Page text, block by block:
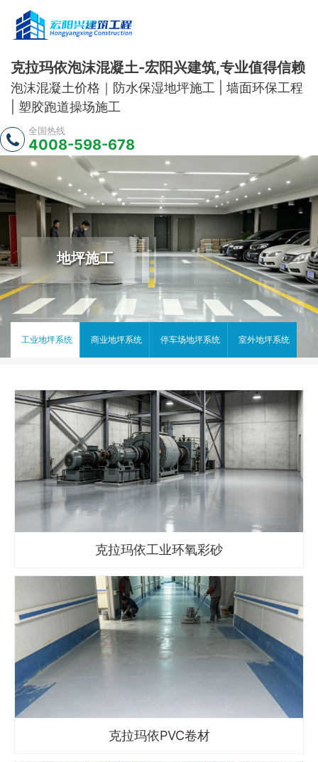
克拉玛依泡沫混凝土-宏阳兴建筑,专业值得信赖
泡沫混凝土价格｜防水保湿地坪施工 | 墙面环保工程
| 塑胶跑道操场施工
全国热线
4008-598-678
地坪施工
工业地坪系统 商业地坪系统 停车场地坪系统 室外地坪系统
克拉玛依工业环氧彩砂
克拉玛依PVC卷材